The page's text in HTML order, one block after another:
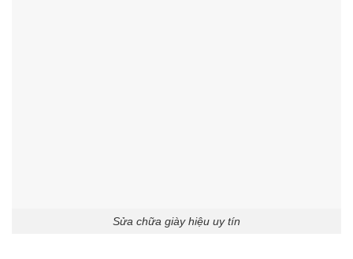
Sửa chữa giày hiệu uy tín